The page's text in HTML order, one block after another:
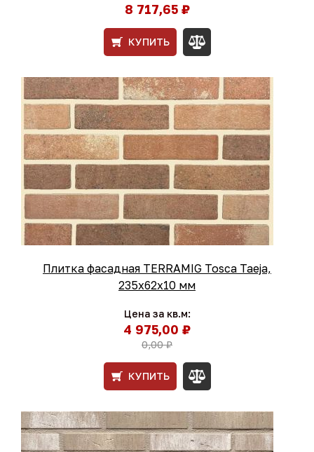
8 717,65 ₽
КУПИТЬ
Плитка фасадная TERRAMIG Tosca Taeja,
235х62х10 мм
Цена за кв.м:
4 975,00 ₽
0,00 ₽
КУПИТЬ